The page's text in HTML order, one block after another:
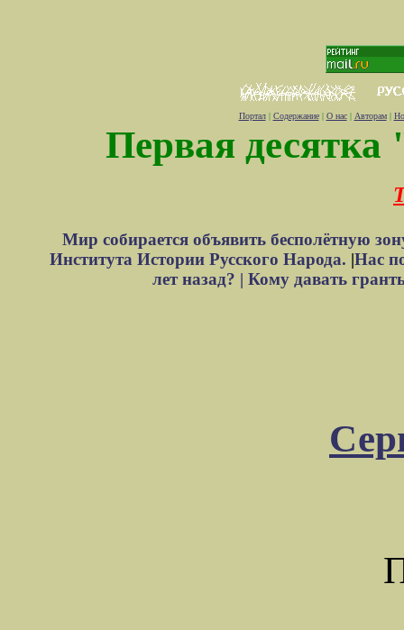
Портал| Содержание| О нас| Авторам|
Первая десятка
Мир собирается объявить бесполётную
Института Истории Русского Народа. |Нас
лет назад? | Кому давать